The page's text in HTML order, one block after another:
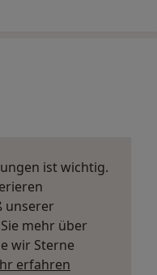
ist wichtig.
unserer
mehr über
wir Sterne
erfahren